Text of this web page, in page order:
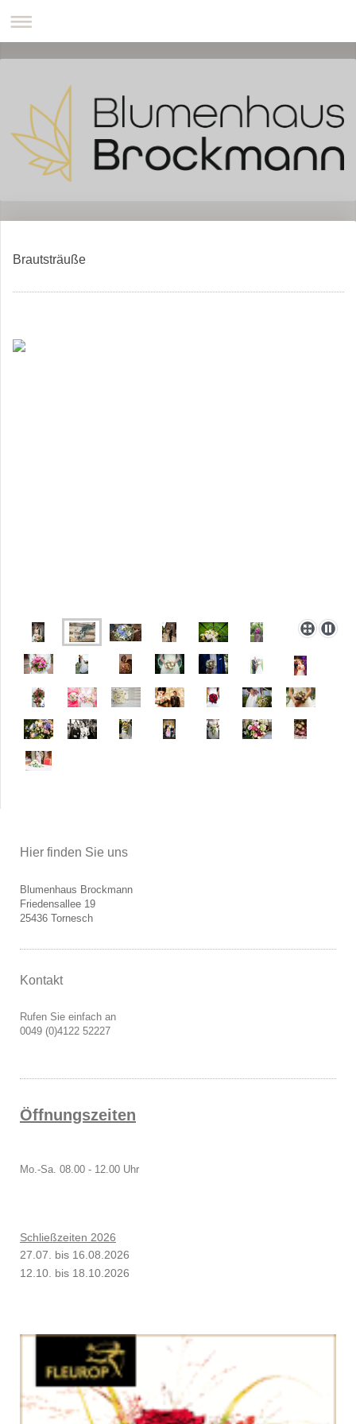
Brautsträuße
Hier finden Sie uns
Blumenhaus Brockmann
Friedensallee 19
25436 Tornesch
Kontakt
Rufen Sie einfach an
0049 (0)4122 52227
Öffnungszeiten
Mo.-Sa. 08.00 - 12.00 Uhr
Schließzeiten 2026
27.07. bis 16.08.2026
12.10. bis 18.10.2026